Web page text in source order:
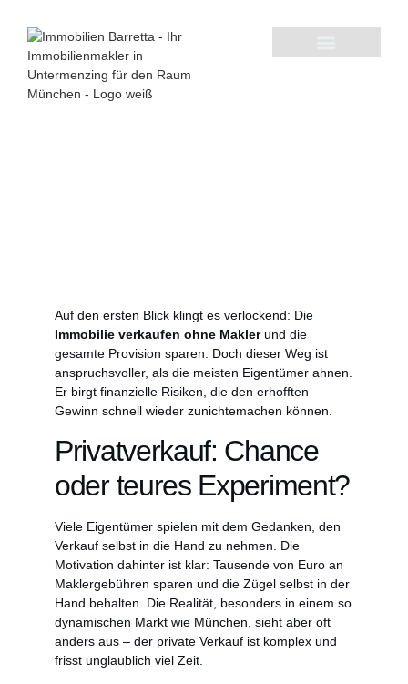
Auf den ersten Blick klingt es verlockend: Die
Immobilie verkaufen ohne Maklerund die
gesamte Provision sparen. Doch dieser Weg ist
anspruchsvoller, als die meisten Eigentümer ahnen.
Er birgt finanzielle Risiken, die den erhofften
Gewinn schnell wieder zunichtemachen können.
Privatverkauf: Chance
oder teures Experiment?
Viele Eigentümer spielen mit dem Gedanken, den
Verkauf selbst in die Hand zu nehmen. Die
Motivation dahinter ist klar: Tausende von Euro an
Maklergebühren sparen und die Zügel selbst in der
Hand behalten. Die Realität, besonders in einem so
dynamischen Markt wie München, sieht aber oft
anders aus – der private Verkauf ist komplex und
frisst unglaublich viel Zeit.